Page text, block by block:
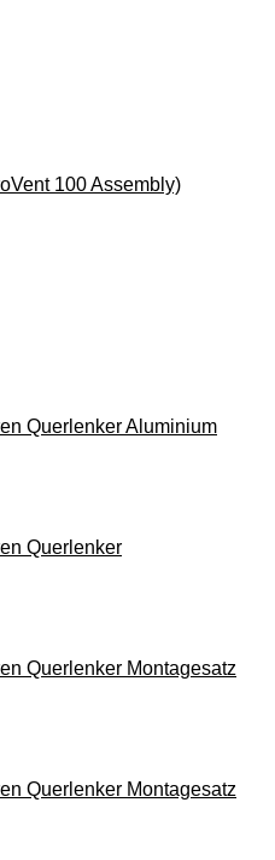
100 Assembly)
Querlenker Aluminium
Querlenker
Querlenker Montagesatz
Querlenker Montagesatz